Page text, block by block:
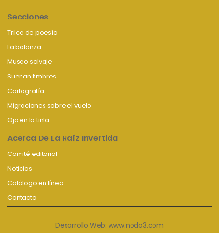
Secciones
Trilce de poesía
La balanza
Museo salvaje
Suenan timbres
Cartografía
Migraciones sobre el vuelo
Ojo en la tinta
Acerca De La Raíz Invertida
Comité editorial
Noticias
Catálogo en línea
Contacto
Desarrollo Web: www.nodo3.com